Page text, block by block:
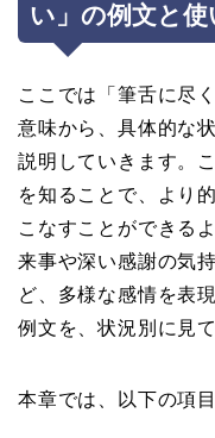
い」の例文と使
ここでは「筆舌に尽
意味から、具体的な
説明していきます。
を知ることで、より
こなすことができる
来事や深い感謝の気
ど、多様な感情を表
例文を、状況別に見
本章では、以下の項